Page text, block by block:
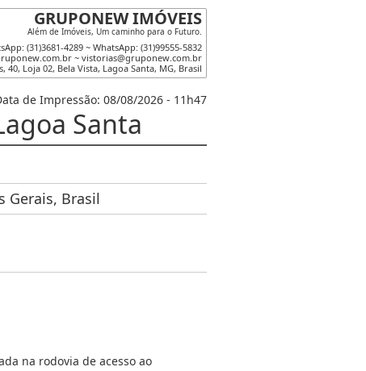
GRUPONEW IMÓVEIS
Além de Imóveis, Um caminho para o Futuro.
(31)3681-4289 ~ WhatsApp: (31)99555-5832
~ vistorias@gruponew.com.br
, 40, Loja 02, Bela Vista, Lagoa Santa, MG, Brasil
de Impressão: 08/08/2026 - 11h47
Santa
Gerais, Brasil
na rodovia de acesso ao